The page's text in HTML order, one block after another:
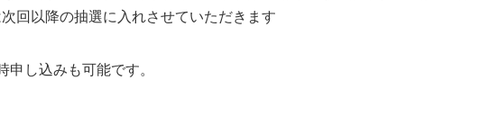
回以降の抽選に入れさせていただきます
申し込みも可能です。